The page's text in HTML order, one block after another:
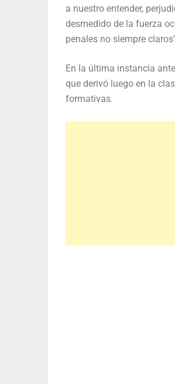
a nuestro entender,
desmedido de la fuerza
penales no siempre
En la última instancia
que derivó luego en la
formativas.